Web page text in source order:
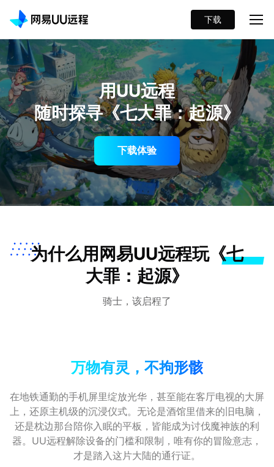
下载
用UU远程
随时探寻《七大罪：起源》
下载体验
为什么用网易UU远程玩《七
大罪：起源》
骑士，该启程了
万物有灵，不拘形骸
在地铁通勤的手机屏里绽放光华，甚至能在客厅电视的大屏
上，还原主机级的沉浸仪式。无论是酒馆里借来的旧电脑，
还是枕边那台陪你入眠的平板，皆能成为讨伐魔神族的利
器。UU远程解除设备的门槛和限制，唯有你的冒险意志，
才是踏入这片大陆的通行证。